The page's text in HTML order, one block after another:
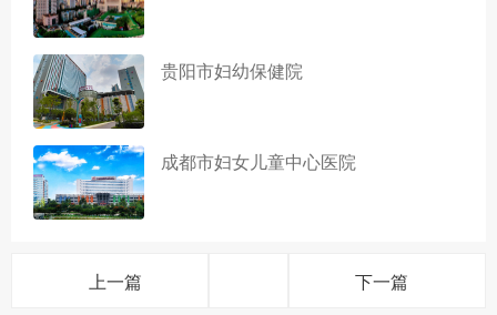
贵阳市妇幼保健院
成都市妇女儿童中心医院
上一篇 下一篇